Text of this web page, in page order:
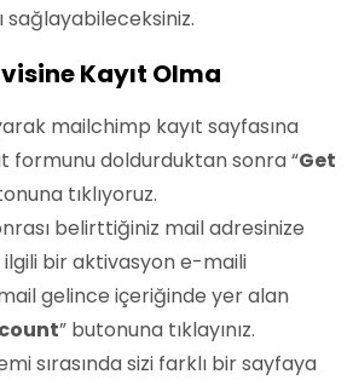
sağlayabileceksiniz.
Kayıt Olma
mailchimp kayıt sayfasına
formunu doldurduktan sonra “Get
tıklıyoruz.
belirttiğiniz mail adresinize
ilgili bir aktivasyon e-maili
gelince içeriğinde yer alan
” butonuna tıklayınız.
sırasında sizi farklı bir sayfaya